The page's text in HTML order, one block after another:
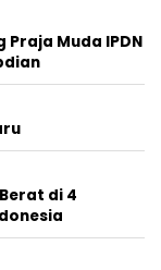
Praja Muda IPDN
di 4